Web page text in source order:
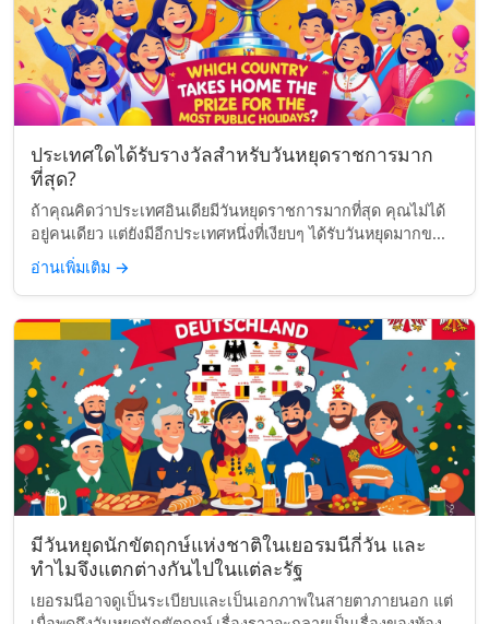
ประเทศใดได้รับรางวัลสำหรับวันหยุดราชการมาก
ที่สุด?
ถ้าคุณคิดว่าประเทศอินเดียมีวันหยุดราชการมากที่สุด คุณไม่ได้
อยู่คนเดียว แต่ยังมีอีกประเทศหนึ่งที่เงียบๆ ได้รับวันหยุดมากข...
อ่านเพิ่มเติม →
มีวันหยุดนักขัตฤกษ์แห่งชาติในเยอรมนีกี่วัน และ
ทำไมจึงแตกต่างกันไปในแต่ละรัฐ
เยอรมนีอาจดูเป็นระเบียบและเป็นเอกภาพในสายตาภายนอก แต่